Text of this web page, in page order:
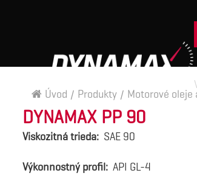
Úvod / Produkty / Motorové oleje
DYNAMAX PP 90
Viskozitná trieda: SAE 90
Výkonnostný profil: API GL-4